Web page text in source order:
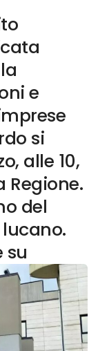
e
si
alle 10,
Regione.
del
su